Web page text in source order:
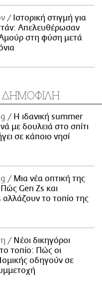
Ιστορική στιγμή για
Απελευθέρωσαν
στη φύση μετά
ΔΗΜΟΦΙΛΗ
Η ιδανική summer
με δουλειά στο σπίτι
σε κάποιο νησί
Μια νέα οπτική της
Πώς Gen Zs και
το τοπίο της
Νέοι δικηγόροι
τοπίο: Πώς οι
οδηγούν σε